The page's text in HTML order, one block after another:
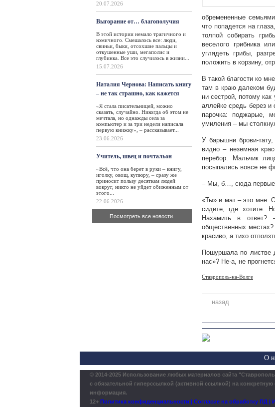
обремененные
что попадется на
толпой собирать
веселого грибника
углядеть грибы,
положить в корзину,
В такой благости ко
там в краю далеком
ни сестрой, потому
аллейке средь берез и
парочка: поджарые,
умиления – мы
У барышни брови-
видно – неземная
перебор. Мальчик
посыпались вовсе не
– Мы, б…, сюда
«Ты» и мат – это мне.
сидите, где хотите.
Нахамить в
общественных
красиво, а тихо
Пошуршала по листве
нас»? Не-а, не
Ставрополь-на-Волге
назад
20.07.2026
Выгорание от… благополучия
В этой истории немало трагичного и
комичного. Смешалось все: люди,
свиньи, быки, отсохшие пальцы и
откушенные уши, мегаполис и
глубинка. Все это случилось в жизни...
15.07.2026
Наталия Чернова: Написать книгу
– не так страшно, как кажется
«Я стала писательницей, можно
сказать, случайно. Никогда об этом не
мечтала, но однажды села за
компьютер и за три недели написала
первую книжку», – рассказывает...
23.06.2026
Учитель, швец и почтальон
«Всё, что она берет в руки – книгу,
иголку, овощ, купюру, – сразу же
приносит пользу десяткам людей
вокруг, никто не уйдет обиженным от
этого...
22.06.2026
Посмотреть все новости.
О
© 2014-2025 Использование любых материалов сайта
с обязательной гиперссылкой (активной ссылкой) на конкретную
информация.
12+ Политика конфиденциальности | Согласие на обработку ПД |